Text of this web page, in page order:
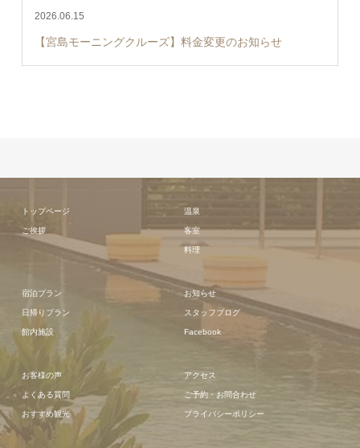
2026.06.15
【宮島モーニングクルーズ】料金変更のお知らせ
トップページ
ご挨拶
温泉
客室
料理
宿泊プラン
日帰りプラン
館内施設
お知らせ
スタッフブログ
Facebook
お客様の声
よくある質問
おすすめ観光
アクセス
ご予約・お問合わせ
プライバシーポリシー